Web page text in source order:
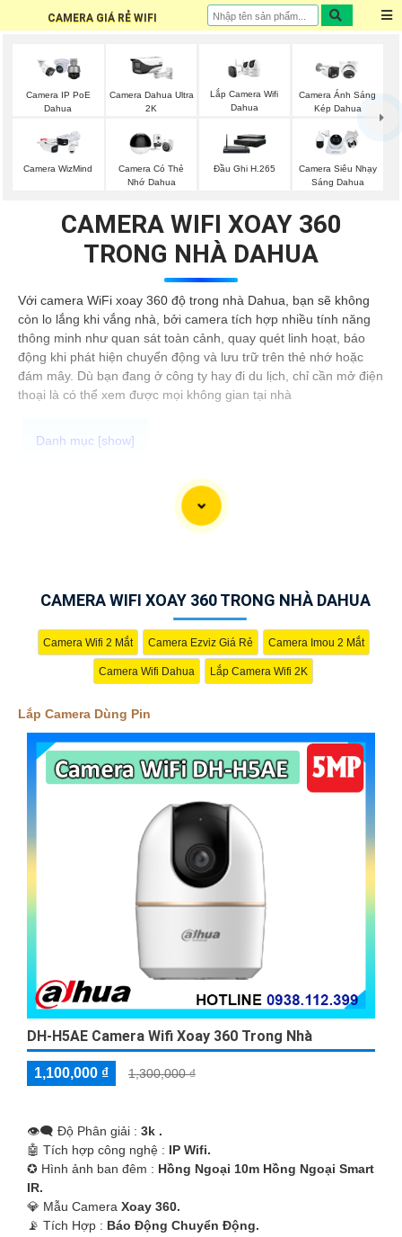
CAMERA GIÁ RẺ WIFI
Camera IP PoE
Dahua
Camera Dahua Ultra
2K
Lắp Camera Wifi
Dahua
Camera Ánh Sáng
Kép Dahua
Camera WizMind
Camera Có Thẻ
Nhớ Dahua
Đầu Ghi H.265
Camera Siêu Nhạy
Sáng Dahua
CAMERA WIFI XOAY 360
TRONG NHÀ DAHUA
Với camera WiFi xoay 360 độ trong nhà Dahua, bạn sẽ không
còn lo lắng khi vắng nhà, bởi camera tích hợp nhiều tính năng
thông minh như quan sát toàn cảnh, quay quét linh hoạt, báo
động khi phát hiện chuyển động và lưu trữ trên thẻ nhớ hoặc
đám mây. Dù bạn đang ở công ty hay đi du lịch, chỉ cần mở điện
thoại là có thể xem được mọi không gian tại nhà
Camera Quan Sát Dùng Pin chính hãng là giải pháp an ninh tiện
lợi và hiệu quả cho gia đình và văn phòng cửa hàng, với thiết kế
nhỏ gọn, dễ dàng lắp đặt ở mọi vị trí mà không cần dây nguồn,
CAMERA WIFI XOAY 360 TRONG NHÀ DAHUA
Camera Wifi 2 Mắt Camera Ezviz Giá Rẻ Camera Imou 2 Mắt
Camera Wifi Dahua Lắp Camera Wifi 2K
Lắp Camera Dùng Pin
DH-H5AE Camera Wifi Xoay 360 Trong Nhà
1,100,000 ₫ 1,300,000 ₫
👁️‍🗨 Độ Phân giải : 3k .
🤖️ Tích hợp công nghệ : IP Wifi.
✪ Hình ảnh ban đêm : Hồng Ngoại 10m Hồng Ngoại Smart
IR.
💎 Mẫu Camera Xoay 360.
️📡 Tích Hợp : Báo Động Chuyển Động.